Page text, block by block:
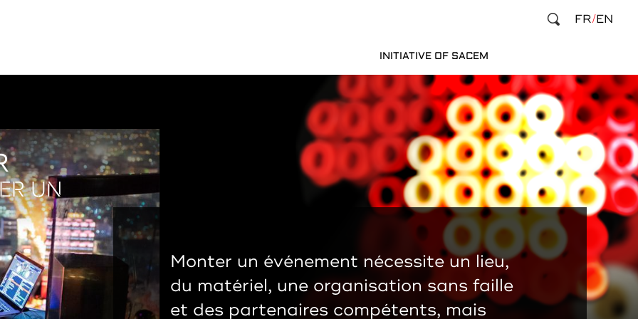
INITIATIVE OF SACEM
FR EN
UN
Monter un événement nécessite un lieu,
du matériel, une organisation sans faille
et des partenaires compétents, mais